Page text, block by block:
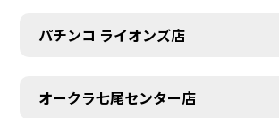
パチンコ ライオンズ店
オークラ七尾センター店